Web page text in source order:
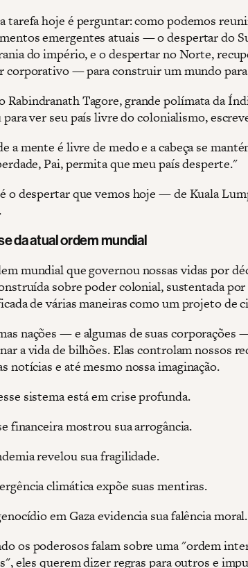
tarefa hoje é perguntar: como podemos
emergentes atuais — o despertar do
do império, e o despertar no Norte,
corporativo — para construir um mundo para
Rabindranath Tagore, grande polímata da
ver seu país livre do colonialismo,
a mente é livre de medo e a cabeça se
Pai, permita que meu país desperte."
o despertar que vemos hoje — de Kuala
da atual ordem mundial
mundial que governou nossas vidas por
sobre poder colonial, sustentada por
de várias maneiras como um projeto de
nações — e algumas de suas
a vida de bilhões. Elas controlam nossos
notícias e até mesmo nossa imaginação.
sistema está em crise profunda.
financeira mostrou sua arrogância.
revelou sua fragilidade.
climática expõe suas mentiras.
em Gaza evidencia sua falência moral.
os poderosos falam sobre uma "ordem
eles querem dizer regras para outros e